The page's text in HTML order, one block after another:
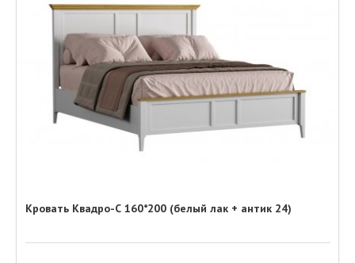
Кровать Квадро-С 160*200 (белый лак + антик 24)